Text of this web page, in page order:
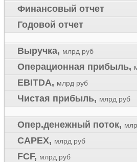
Финансовый отчет
Годовой отчет
Выручка, млрд руб
Операционная прибыль,
EBITDA, млрд руб
Чистая прибыль, млрд руб
Опер.денежный поток,
CAPEX, млрд руб
FCF, млрд руб